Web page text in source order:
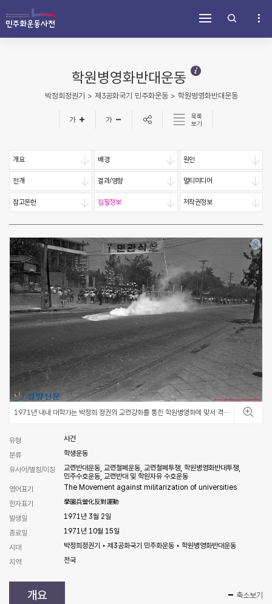
메
뉴
바
용
바
로
단
바
로
학원병영화반대운동
박정희정권기 > 제3공화국기 민주화운동 > 학원병영화반대운동
목록
보기
개요 배경 원인
전개 결과/영향 멀티미디어
참고문헌 집필정보 저작권정보
1971년 내내 대학가는 박정희 정권의 교련강화를 통한 학원병영화에 맞서 격렬한 시위를 벌였다.
유형
사건
분류
학생운동
유사어/별칭/이칭
교련반대운동, 교련철폐운동, 교련철폐투쟁, 학원병영화반대투쟁,
민주수호운동, 교련반대 및 학원자유 수호운동
영어표기
The Movement against militarization of universities
한자표기
學園兵營化反對運動
발생일
1971년 3월 2일
종료일
1971년 10월 15일
시대
박정희정권기 ‣ 제3공화국기 민주화운동 ‣ 학원병영화반대운동
지역
전국
개요 축소보기